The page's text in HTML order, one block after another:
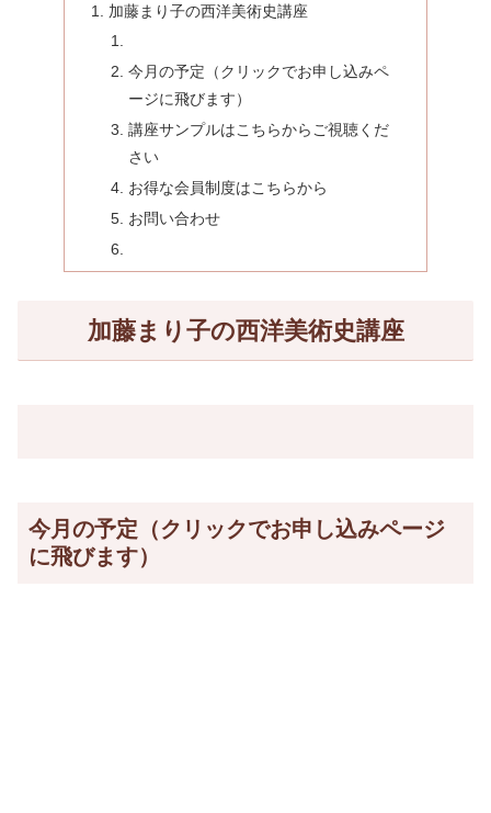
加藤まり子の西洋美術史講座
今月の予定（クリックでお申し込みペ
ージに飛びます）
講座サンプルはこちらからご視聴くだ
さい
お得な会員制度はこちらから
お問い合わせ
加藤まり子の西洋美術史講座
今月の予定（クリックでお申し込みページ
に飛びます）